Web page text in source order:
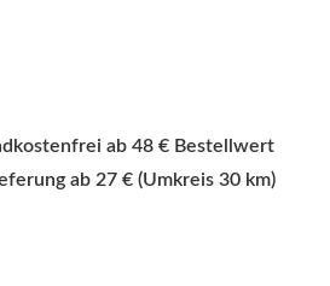
ab 48 € Bestellwert
ab 27 € (Umkreis 30 km)